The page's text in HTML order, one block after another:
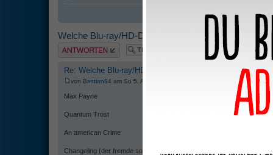
Welche Blu-ray/HD-DVD hast Du zuletzt gekauft?
Antwort erstellen
Re: Welche Blu-ray/HD-DVD hast Du zuletzt gekauft?
von Bastian84 am So 5. Apr 2009, 21:20
Max Payne
Quantum Trost
An american Crime
Changeling (der fremde sohn) UK deutscher ton